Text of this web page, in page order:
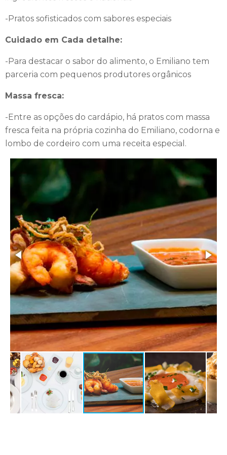
engraxar sapatos e realizar outros serviços de concierge
-Pratos sofisticados com sabores especiais
Cuidado em Cada detalhe:
-Para destacar o sabor do alimento, o Emiliano tem
parceria com pequenos produtores orgânicos
Massa fresca:
-Entre as opções do cardápio, há pratos com massa
fresca feita na própria cozinha do Emiliano, codorna e
lombo de cordeiro com uma receita especial.